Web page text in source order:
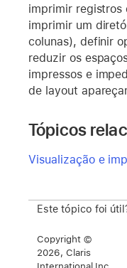
imprimir registros
imprimir um
colunas), definir
reduzir os
impressos e
de layout
Tópicos
Visualização e
Este tópico foi
Copyright ©
2026, Claris